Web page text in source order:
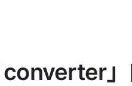
」